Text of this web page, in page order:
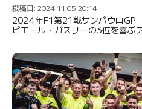
投稿日: 2024.11.05 20:14
2024年F1第21戦サンパウロGP
ピエール・ガスリーの3位を喜ぶ